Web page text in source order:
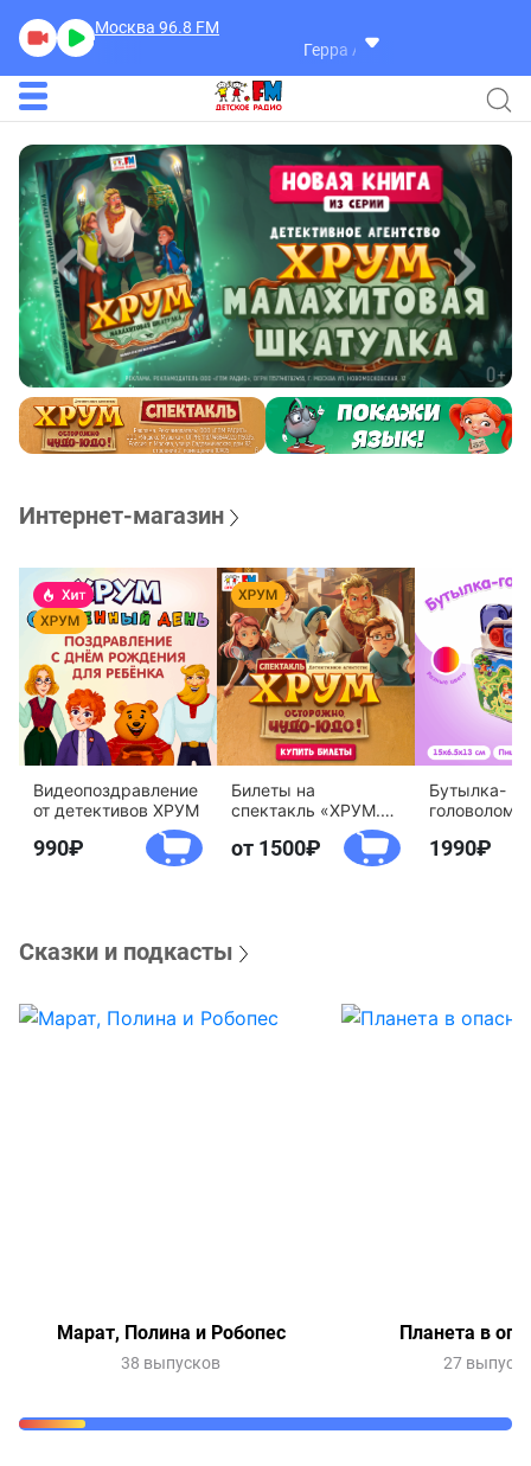
Москва 96.8 FM
Герра Александр
Интернет-магазин
Видеопоздравление
от детективов ХРУМ
990
Билеты на
спектакль «ХРУМ.
Осторожно, Чудо-
Юдо!»
от 1500
Бутылка-
агентство
1990
Сказки и подкасты
Марат, Полина и Робопес
38 выпусков
Планета в
27